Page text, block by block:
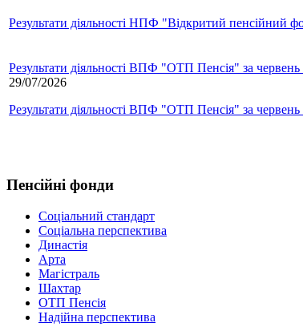
Результати діяльності НПФ "Відкритий пенсійний
Результати діяльності ВПФ "ОТП Пенсія" за червень
29/07/2026
Результати діяльності ВПФ "ОТП Пенсія" за червень
Пенсійні фонди
Соціальний стандарт
Соціальна перспектива
Династія
Арта
Магістраль
Шахтар
ОТП Пенсія
Надійна перспектива